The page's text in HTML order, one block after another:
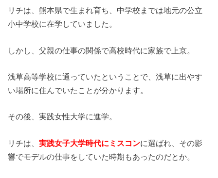
リチは、熊本県で生まれ育ち、中学校までは地元の公立
小中学校に在学していました。
しかし、父親の仕事の関係で高校時代に家族で上京。
浅草高等学校に通っていたということで、浅草に出やす
い場所に住んでいたことが分かります。
その後、実践女性大学に進学。
リチは、実践女子大学時代にミスコンに選ばれ、その影
響でモデルの仕事をしていた時期もあったのだとか。